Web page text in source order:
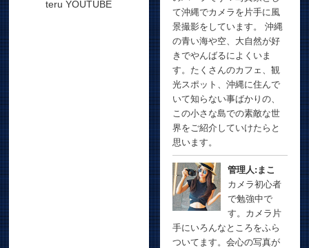
teru YOUTUBE
て沖縄でカメラを片手に風
景撮影をしています。 沖縄
の青い海や空、大自然が好
きでやんばるによくいま
す。たくさんのカフェ、観
光スポット、沖縄に住んで
いて知らない事ばかりの、
この小さな島での素敵な世
界をご紹介していけたらと
思います。
管理人:まこ
カメラ初心者
で勉強中で
す。カメラ片
手にいろんなところをふら
ついてます。会心の写真が